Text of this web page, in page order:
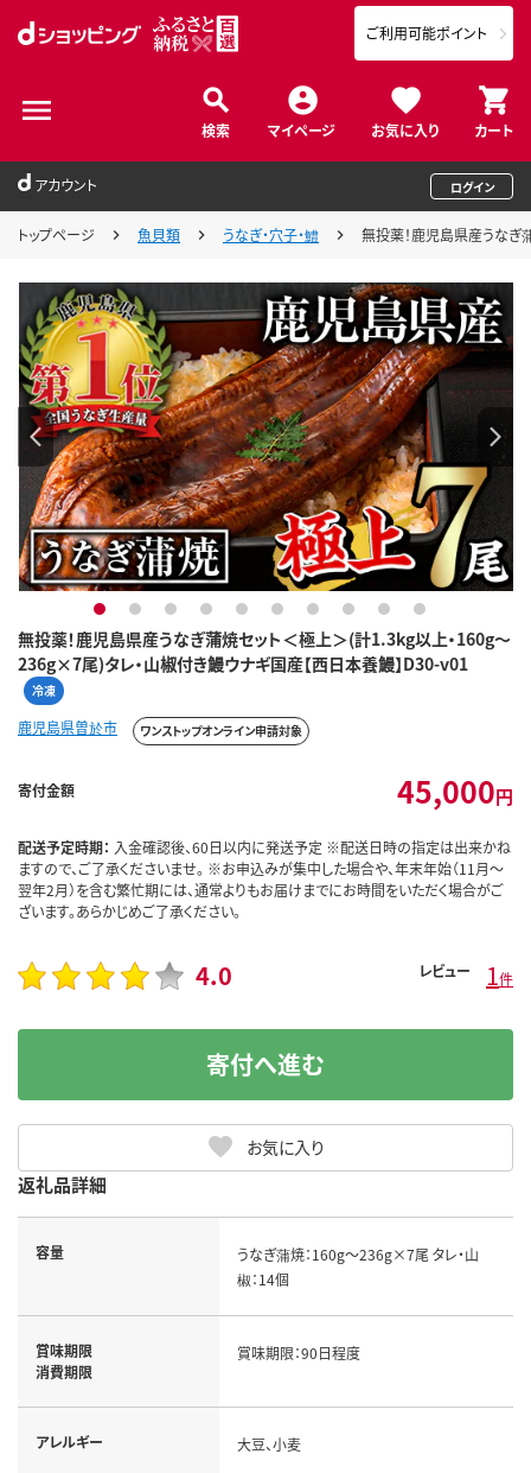
検索 マイページ お気に入り カート
ご利用可能ポイント
アカウント ログイン
トップページ 魚貝類 うなぎ・穴子・鱧 無投薬！鹿児島県産うなぎ
無投薬！鹿児島県産うなぎ蒲焼セット＜極上＞(計1.3kg以上・160g～
236g×7尾)タレ・山椒付き鰻ウナギ国産【西日本養鰻】D30-v01
冷凍
1 2 3 4 5 6 7 8 9 10
鹿児島県曽於市 ワンストップオンライン申請対象
寄付金額 45,000円
配送予定時期： 入金確認後、60日以内に発送予定 ※配送日時の指定は出来かね
ますので、ご了承くださいませ。 ※お申込みが集中した場合や、年末年始（11月～
翌年2月）を含む繁忙期には、通常よりもお届けまでにお時間をいただく場合がご
ざいます。あらかじめご了承ください。
4.0 レビュー 1件
お気に入り
寄付へ進む
返礼品詳細
容量
うなぎ蒲焼：160g～236g×7尾 タレ・山
椒：14個
賞味期限
消費期限
賞味期限：90日程度
アレルギー 大豆、小麦